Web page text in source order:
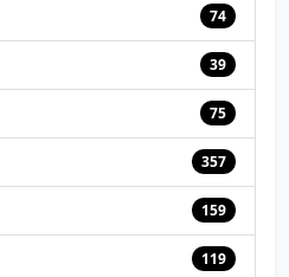
74
39
75
357
159
119